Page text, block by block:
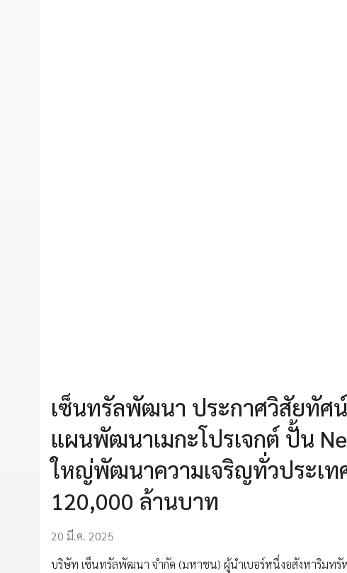
เซ็นทรัลพัฒนา ประกาศวิสัยทัศน์
แผนพัฒนาเมกะโปรเจกต์ ปั้น
ใหญ่พัฒนาความเจริญทั่วประเ
120,000 ล้านบาท
20 มี.ค. 2025
บริษัท เซ็นทรัลพัฒนา จำกัด (มหาชน) ผู้นำเบอร์หนึ่งอสังหาริมทรัพ